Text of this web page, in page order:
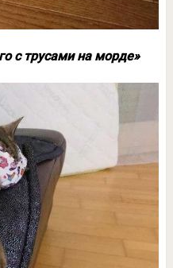
с трусами на морде»